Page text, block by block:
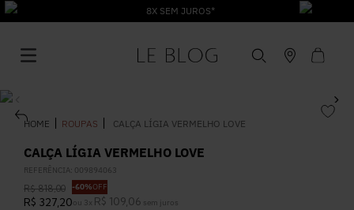
8X SEM JUROS*
ROUPAS CALÇA LÍGIA VERMELHO LOVE
CALÇA LÍGIA VERMELHO LOVE
REFERÊNCIA: 009894063
R$ 818,00 -60%OFF
R$ 327,20 ou 3 x R$ 109 06 sem juros
1 º Vestido